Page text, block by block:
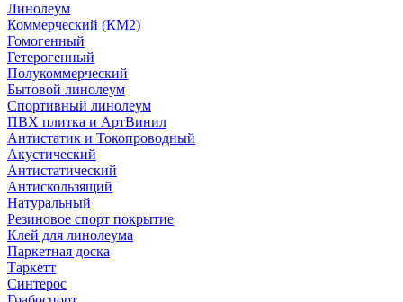
Линолеум
Коммерческий (КМ2)
Гомогенный
Гетерогенный
Полукоммерческий
Бытовой линолеум
Спортивный линолеум
ПВХ плитка и АртВинил
Антистатик и Токопроводный
Акустический
Антистатический
Антискользящий
Натуральный
Резиновое спорт покрытие
Клей для линолеума
Паркетная доска
Таркетт
Синтерос